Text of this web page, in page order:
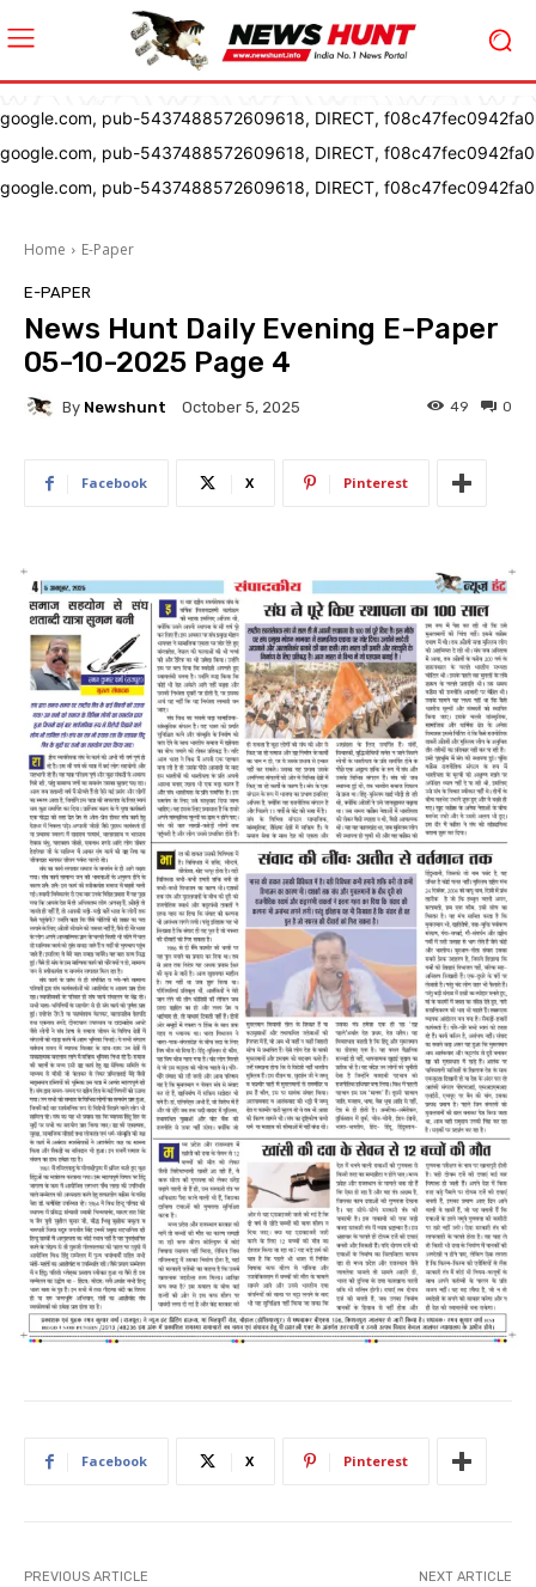
google.com, pub-5437488572609618, DIRECT, f08c47fec0942fa0
google.com, pub-5437488572609618, DIRECT, f08c47fec0942fa0
google.com, pub-5437488572609618, DIRECT, f08c47fec0942fa0
Home E-Paper
E-PAPER
News Hunt Daily Evening E-Paper
05-10-2025 Page 4
By Newshunt October 5, 2025 0
49
Facebook X Pinterest
Facebook X Pinterest
PREVIOUS ARTICLE NEXT ARTICLE